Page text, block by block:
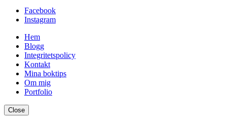
Facebook
Instagram
Hem
Blogg
Integritetspolicy
Kontakt
Mina boktips
Om mig
Portfolio
Close